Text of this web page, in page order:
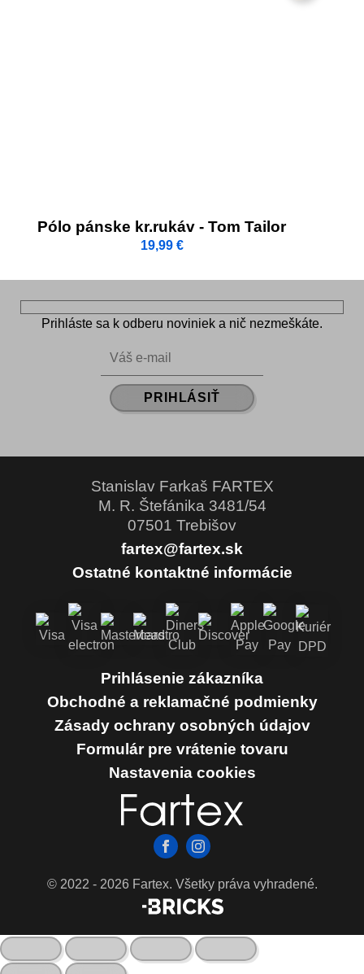
Pólo pánske kr.rukáv - Tom Tailor
19,99 €
Prihláste sa k odberu noviniek a nič nezmeškáte.
© 2022 - 2026 Fartex. Všetky práva vyhradené.
Prihlásenie zákazníka
Obchodné a reklamačné podmienky
Zásady ochrany osobných údajov
Formulár pre vrátenie tovaru
Nastavenia cookies
Stanislav Farkaš FARTEX
M. R. Štefánika 3481/54
07501 Trebišov
fartex@fartex.sk
Ostatné kontaktné informácie